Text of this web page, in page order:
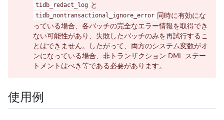
tidb_redact_log と
tidb_nontransactional_ignore_error 同時に有効にな
っている場合、各バッチの完全なエラー情報を取得でき
ない可能性があり、失敗したバッチのみを再試行するこ
とはできません。したがって、両方のシステム変数がオ
ンになっている場合、非トランザクション DML ステー
トメントはべき等である必要があります。
使用例